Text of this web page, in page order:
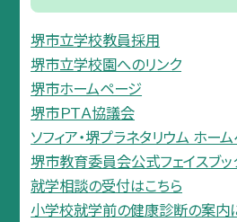
堺市立学校教員採用
堺市立学校園へのリンク
堺市ホームページ
堺市ＰＴＡ協議会
ソフィア・堺プラネタリウム ホー
堺市教育委員会公式フェイスブッ
就学相談の受付はこちら
小学校就学前の健康診断の案内